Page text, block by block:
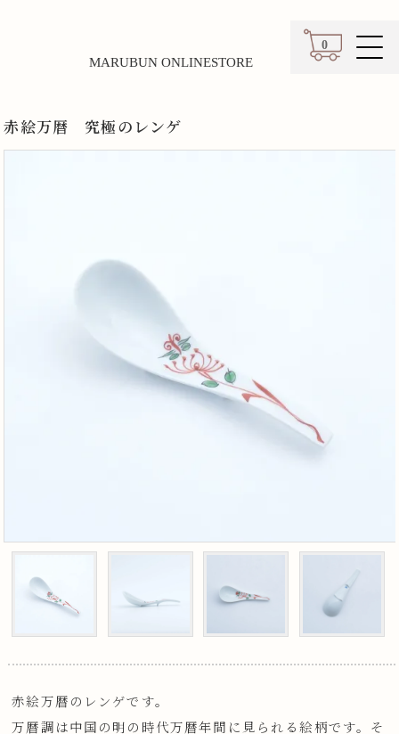
0
カート
MARUBUN ONLINESTORE
赤絵万暦 究極のレンゲ
赤絵万暦のレンゲです。
万暦調は中国の明の時代万暦年間に見られる絵柄です。そ